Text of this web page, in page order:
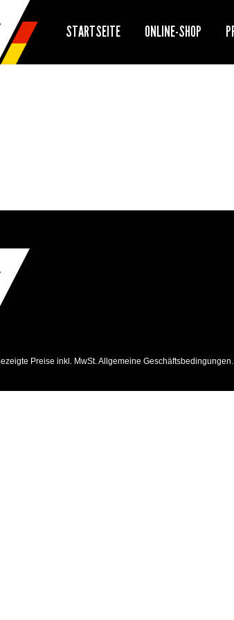
STARTSEITE ONLINE-SHOP
Preise inkl. MwSt.Allgemeine Geschäftsbedingungen.